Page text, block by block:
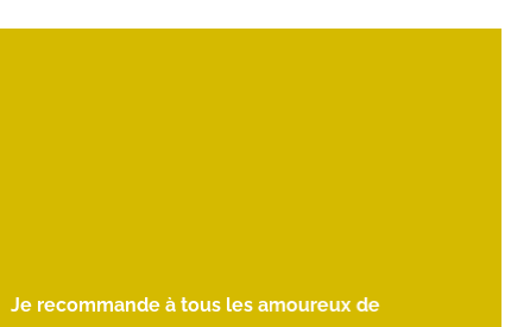
Je recommande à tous les amoureux de